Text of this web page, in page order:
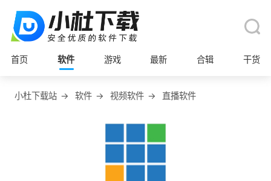
首页 软件 游戏 最新 合辑 干货
小杜下载站 → 软件 → 视频软件 → 直播软件